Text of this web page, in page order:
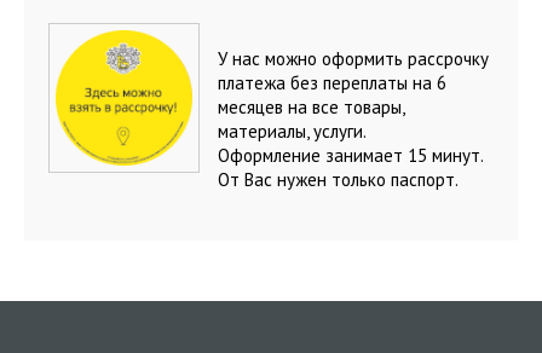
У нас можно оформить рассрочку
платежа без переплаты на 6
месяцев на все товары,
материалы, услуги.
Оформление занимает 15 минут.
От Вас нужен только паспорт.